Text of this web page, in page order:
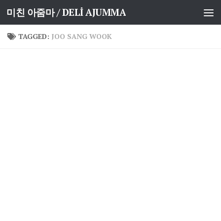
Skip to content
미친 아줌마 / DELİ AJUMMA
TAGGED: JOO SANG WOOK